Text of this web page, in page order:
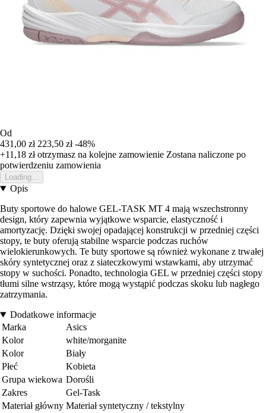
Od
431,00 zł 223,50 zł -48%
+11,18 złotrzymasz na kolejne zamowienie Zostana naliczone po
potwierdzeniu zamowienia
Loading...
Opis
Buty sportowe do halowe GEL-TASK MT 4 mają wszechstronny
design, który zapewnia wyjątkowe wsparcie, elastyczność i
amortyzację. Dzięki swojej opadającej konstrukcji w przedniej części
stopy, te buty oferują stabilne wsparcie podczas ruchów
wielokierunkowych. Te buty sportowe są również wykonane z trwałej
skóry syntetycznej oraz z siateczkowymi wstawkami, aby utrzymać
stopy w suchości. Ponadto, technologia GEL w przedniej części stopy
tłumi silne wstrząsy, które mogą wystąpić podczas skoku lub nagłego
zatrzymania.
Dodatkowe informacje
Marka
Asics
Kolor
white/morganite
Kolor
Biały
Płeć
Kobieta
Grupa wiekowa Dorośli
Zakres
Gel-Task
Materiał główny Materiał syntetyczny / tekstylny